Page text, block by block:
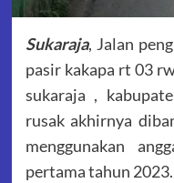
Sukaraja, Jalan
pasir kakapa rt 03
sukaraja ,
rusak akhirnya
menggunakan
pertama tahun 2023.